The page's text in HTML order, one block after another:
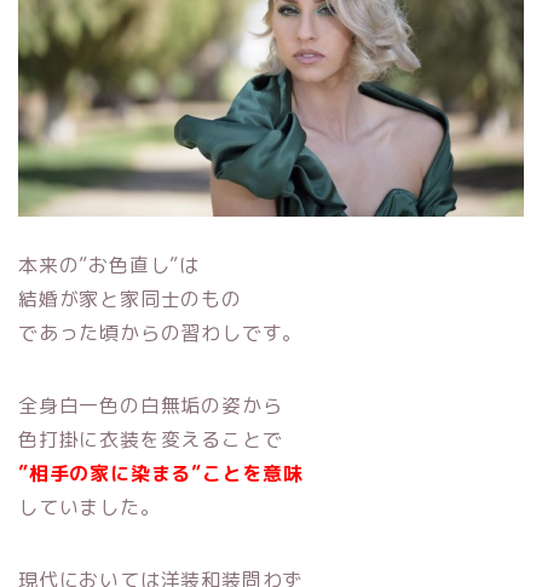
本来の”お色直し”は
結婚が家と家同士のもの
であった頃からの習わしです。
全身白一色の白無垢の姿から
色打掛に衣装を変えることで
”相手の家に染まる”ことを意味
していました。
現代においては洋装和装問わず